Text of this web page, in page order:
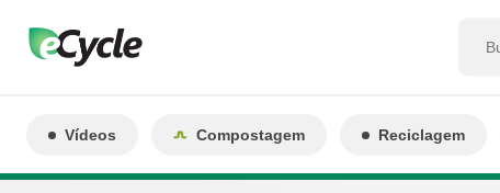
Vídeos Compostagem Reciclagem